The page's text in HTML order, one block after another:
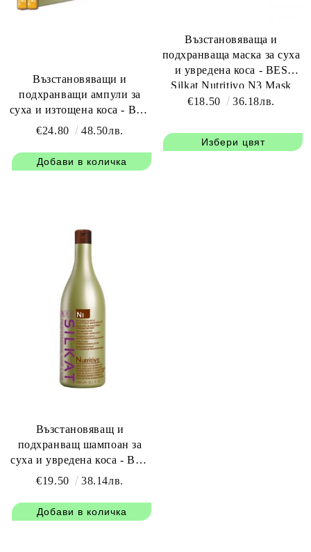
Възстановяващи и
подхранващи ампули за
суха и изтощена коса - BES
Silkat Nutritivo Lotion N4
€24.80 48.50лв.
Възстановяваща и
подхранваща маска за суха
и увредена коса - BES
Silkat Nutritivo N3 Mask
1000 мл
€18.50 36.18лв.
Избери цвят
Възстановяващ и
подхранващ шампоан за
суха и увредена коса - BES
Silkat N1 Nutritivo Shampoo
€19.50 38.14лв.